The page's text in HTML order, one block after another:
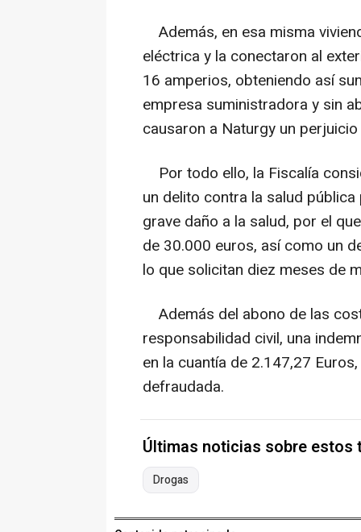
Además, en esa misma
eléctrica y la conectaron al
16 amperios, obteniendo así
empresa suministradora y sin
causaron a Naturgy un
Por todo ello, la Fiscalía
un delito contra la salud
grave daño a la salud, por el
de 30.000 euros, así como un
lo que solicitan diez meses de
Además del abono de las
responsabilidad civil, una
en la cuantía de 2.147,27
defraudada.
Últimas noticias sobre estos
Drogas